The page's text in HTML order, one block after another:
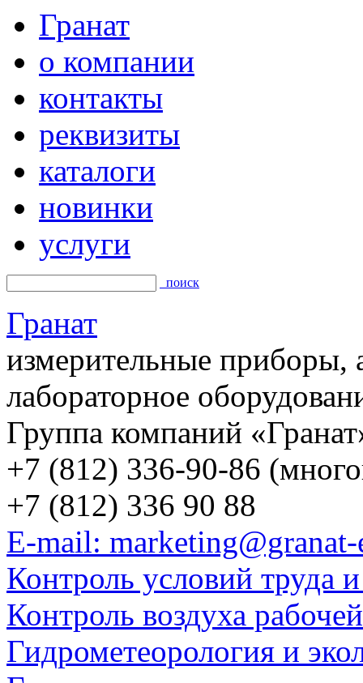
Гранат
о компании
контакты
реквизиты
каталоги
новинки
услуги
поиск
Гранат
измерительные приборы,
лабораторное
Группа компаний
+7 (812) 336-90-86
+7 (812) 336 90 88
E-mail:
Контроль условий труда
Контроль воздуха
Гидрометеорология и